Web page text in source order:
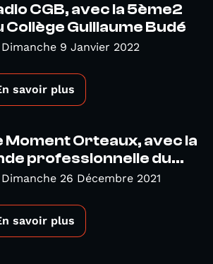
CGB, avec la 5ème2
Collège Guillaume Budé
Dimanche 9 Janvier 2022
savoir plus
Moment Orteaux, avec la
professionnelle du...
Dimanche 26 Décembre 2021
savoir plus